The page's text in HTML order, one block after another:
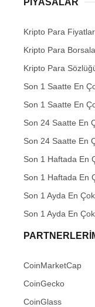
Kripto Para
Kripto Para
Kripto Para
Son 1 Saatte En
Son 1 Saatte En
Son 24 Saatte En
Son 24 Saatte En
Son 1 Haftada En
Son 1 Haftada En
Son 1 Ayda En
Son 1 Ayda En
CoinMarketCap
CoinGecko
CoinGlass